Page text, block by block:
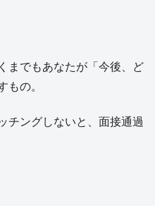
までもあなたが「今後、ど
もの。
チングしないと、面接通過